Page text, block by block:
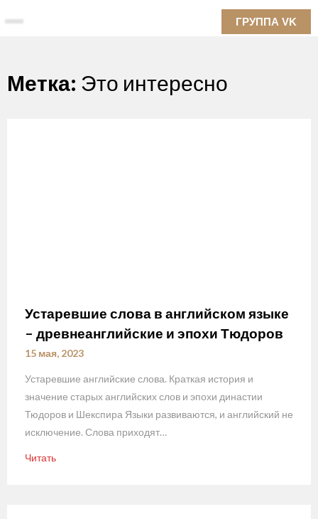
to
ГРУППА VK
Метка: Это интересно
Устаревшие слова в английском языке
– древнеанглийские и эпохи Тюдоров
15 мая, 2023
Устаревшие английские слова. Краткая история и
значение старых английских слов и эпохи династии
Тюдоров и Шекспира Языки развиваются, и английский не
исключение. Слова приходят…
Читать